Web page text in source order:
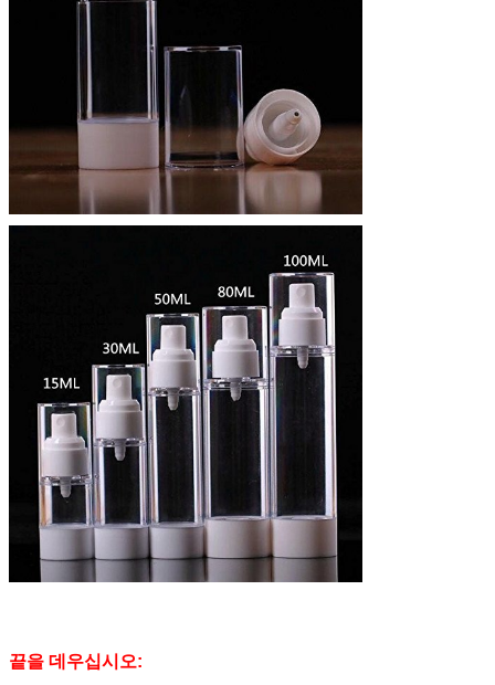
끝을 데우십시오: